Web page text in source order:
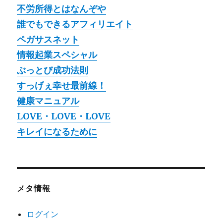
不労所得とはなんぞや
誰でもできるアフィリエイト
ペガサスネット
情報起業スペシャル
ぶっとび成功法則
すっげぇ幸せ最前線！
健康マニュアル
LOVE・LOVE・LOVE
キレイになるために
メタ情報
ログイン